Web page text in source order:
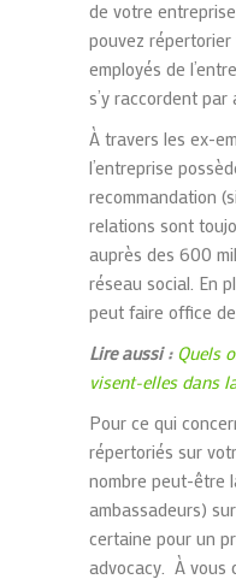
de votre
pouvez
employés de
s’y raccordent par
À travers les ex-
l’entreprise
recommandation
relations sont
auprès des 600
réseau social. En
peut faire office
Lire aussi : Quels
visent-elles dans
Pour ce qui
répertoriés sur
nombre peut-être
ambassadeurs)
certaine pour un
advocacy. À vous